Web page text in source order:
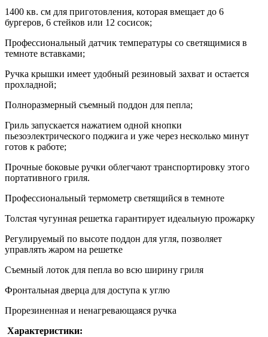
1400 кв. см для приготовления, которая вмещает до 6
бургеров, 6 стейков или 12 сосисок;
Профессиональный датчик температуры со светящимися в
темноте вставками;
Ручка крышки имеет удобный резиновый захват и остается
прохладной;
Полноразмерный съемный поддон для пепла;
Гриль запускается нажатием одной кнопки
пьезоэлектрического поджига и уже через несколько минут
готов к работе;
Прочные боковые ручки облегчают транспортировку этого
портативного гриля.
Профессиональный термометр светящийся в темноте
Толстая чугунная решетка гарантирует идеальную прожарку
Регулируемый по высоте поддон для угля, позволяет
управлять жаром на решетке
Съемный лоток для пепла во всю ширину гриля
Фронтальная дверца для доступа к углю
Прорезиненная и ненагревающаяся ручка
Характеристики: